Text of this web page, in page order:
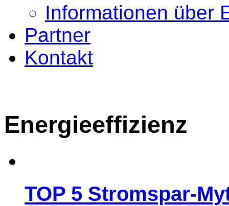
Informationen über
Partner
Kontakt
Energieeffizienz
TOP 5 Stromspar-